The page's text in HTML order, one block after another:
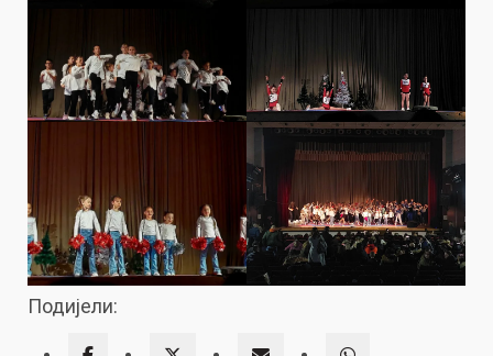
Подијели: